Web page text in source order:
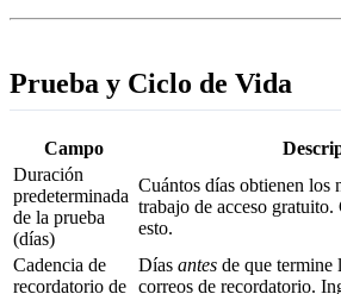
Prueba y Ciclo de Vida
Campo
Duración
predeterminada
de la prueba
(días)
Cuántos días obtienen los
trabajo de acceso
esto.
Cadencia de
recordatorio de
Días antes de que termine
correos de recordatorio.